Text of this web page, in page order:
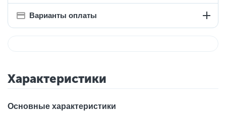
Варианты оплаты
Характеристики
Основные характеристики